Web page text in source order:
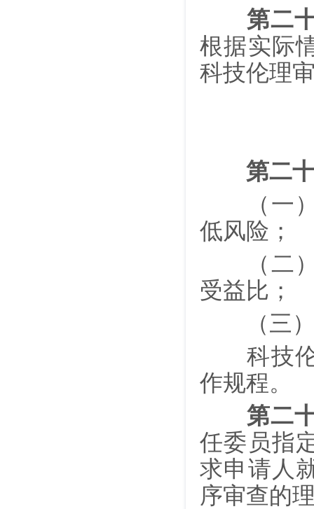
第二
根据实际
科技伦理
第二
（一）
低风险；
（二）
受益比；
（三）
科技伦
作规程。
第二
任委员指
求申请人
序审查的